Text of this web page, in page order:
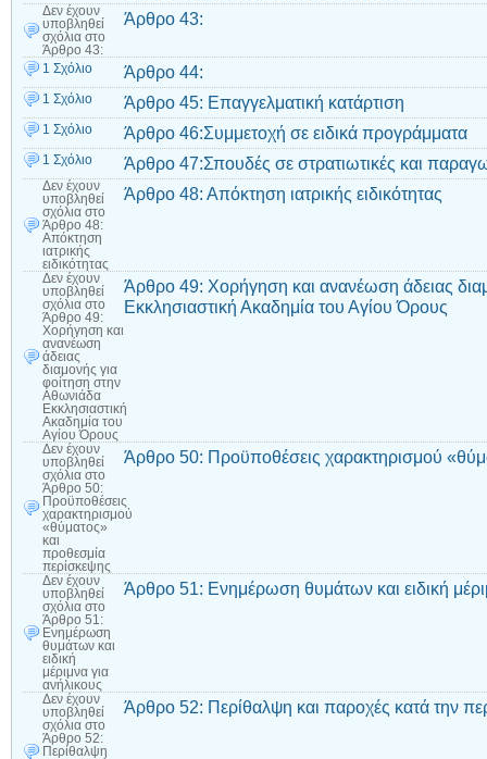
Δεν έχουν
υποβληθεί
σχόλια στο
Άρθρο 43:
Άρθρο 43:
1 Σχόλιο Άρθρο 44:
1 Σχόλιο Άρθρο 45: Επαγγελματική κατάρτιση
1 Σχόλιο Άρθρο 46:Συμμετοχή σε ειδικά προγράμματα
1 Σχόλιο Άρθρο 47:Σπουδές σε στρατιωτικές και
Δεν έχουν
υποβληθεί
σχόλια στο
Άρθρο 48:
Απόκτηση
ιατρικής
ειδικότητας
Άρθρο 48: Απόκτηση ιατρικής ειδικότητας
Δεν έχουν
υποβληθεί
σχόλια στο
Άρθρο 49:
Χορήγηση και
ανανέωση
άδειας
διαμονής για
φοίτηση στην
Αθωνιάδα
Εκκλησιαστική
Ακαδημία του
Αγίου Όρους
Άρθρο 49: Χορήγηση και ανανέωση άδειας
Εκκλησιαστική Ακαδημία του Αγίου Όρους
Δεν έχουν
υποβληθεί
σχόλια στο
Άρθρο 50:
Προϋποθέσεις
χαρακτηρισμού
«θύματος»
και
προθεσμία
περίσκεψης
Άρθρο 50: Προϋποθέσεις χαρακτηρισμού
Δεν έχουν
υποβληθεί
σχόλια στο
Άρθρο 51:
Ενημέρωση
θυμάτων και
ειδική
μέριμνα για
ανήλικους
Άρθρο 51: Ενημέρωση θυμάτων και ειδική
Δεν έχουν
υποβληθεί
σχόλια στο
Άρθρο 52:
Περίθαλψη
Άρθρο 52: Περίθαλψη και παροχές κατά την